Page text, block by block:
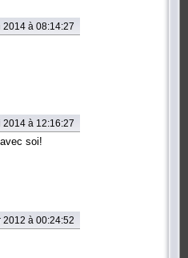
2014 à 08:14:27
2014 à 12:16:27
soi!
2012 à 00:24:52